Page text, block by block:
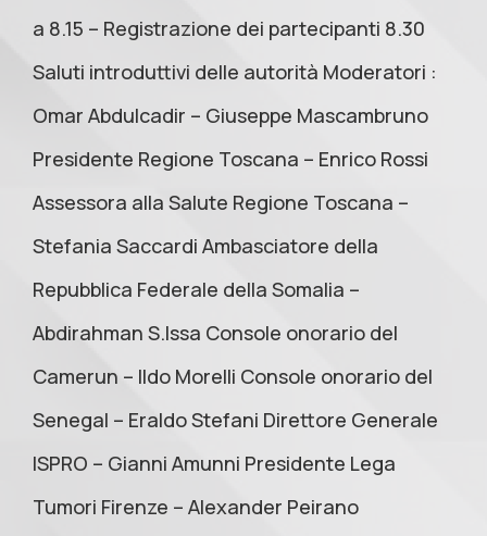
a 8.15 – Registrazione dei partecipanti 8.30
Saluti introduttivi delle autorità Moderatori :
Omar Abdulcadir – Giuseppe Mascambruno
Presidente Regione Toscana – Enrico Rossi
Assessora alla Salute Regione Toscana –
Stefania Saccardi Ambasciatore della
Repubblica Federale della Somalia –
Abdirahman S.Issa Console onorario del
Camerun – Ildo Morelli Console onorario del
Senegal – Eraldo Stefani Direttore Generale
ISPRO – Gianni Amunni Presidente Lega
Tumori Firenze – Alexander Peirano